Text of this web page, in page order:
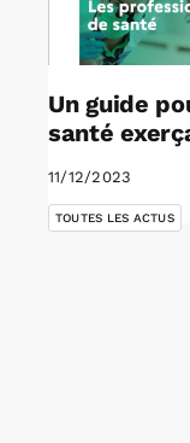
Un guide
santé
11/12/2023
TOUTES LES ACTUS